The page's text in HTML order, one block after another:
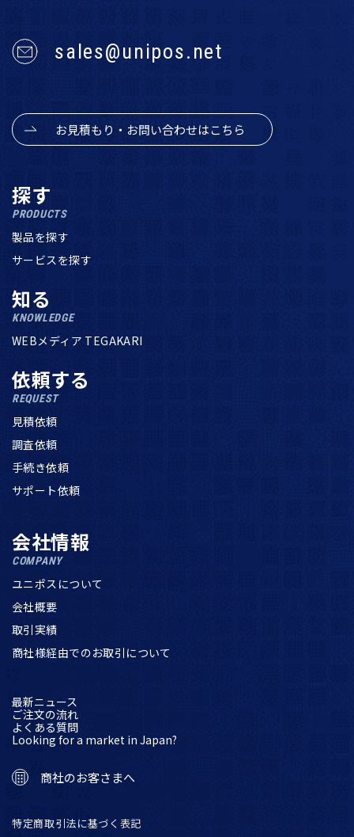
sales@unipos.net
お見積もり・お問い合わせはこちら
探す
PRODUCTS
製品を探す
サービスを探す
知る
KNOWLEDGE
WEBメディア TEGAKARI
依頼する
REQUEST
見積依頼
調査依頼
手続き依頼
サポート依頼
会社情報
COMPANY
ユニポスについて
会社概要
取引実績
商社様経由でのお取引について
最新ニュース
ご注文の流れ
よくある質問
Looking for a market in Japan?
商社のお客さまへ
特定商取引法に基づく表記